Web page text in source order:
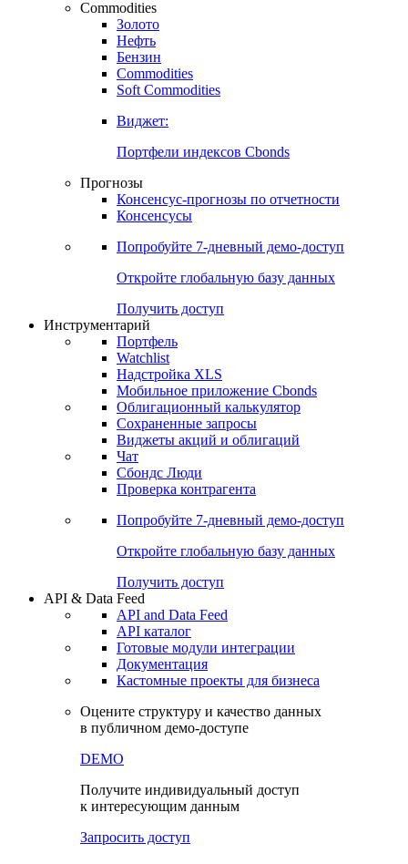
Commodities
Золото
Нефть
Бензин
Commodities
Soft Commodities
Виджет:
Портфели индексов Cbonds
Прогнозы
Консенсус-прогнозы по отчетности
Консенсусы
Попробуйте 7-дневный демо-доступ
Откройте глобальную базу данных
Получить доступ
Инструментарий
Портфель
Watchlist
Надстройка XLS
Мобильное приложение Cbonds
Облигационный калькулятор
Сохраненные запросы
Виджеты акций и облигаций
Чат
Сбондс Люди
Проверка контрагента
Попробуйте 7-дневный демо-доступ
Откройте глобальную базу данных
Получить доступ
API & Data Feed
API and Data Feed
API каталог
Готовые модули интеграции
Документация
Кастомные проекты для бизнеса
Оцените структуру и качество данных
в публичном демо-доступе
DEMO
Получите индивидуальный доступ
к интересующим данным
Запросить доступ